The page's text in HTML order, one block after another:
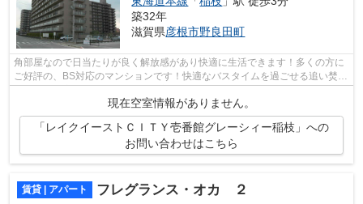
築32年
滋賀県彦根市野良田町
角部屋なので日当たりが良く解放感があり快適に生活できます！多くの方に
ご好評の、BS対応のマンションです！快適なバスタイムを過ごせる追い焚き
機能付の浴室となります！妊婦の方に...
現在空室情報がありません。
「レイクイーストＣＩＴＹ壱番館グレーシィー稲枝」への
お問い合わせはこちら
賃貸 | アパート フレグランス・オカ ２